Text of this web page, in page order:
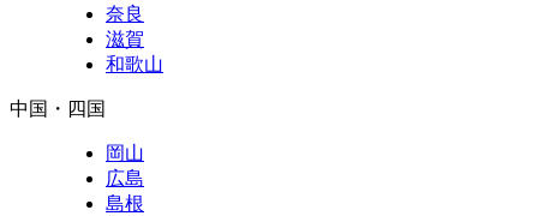
奈良
滋賀
和歌山
中国・四国
岡山
広島
島根